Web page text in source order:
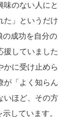
味のない人にと
た」というだけ
の成功を自分の
援していました
かに受け止めら
が「よく知らん
いほど、その方
しています。